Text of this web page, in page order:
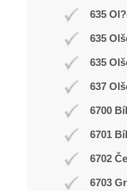
635
635
635
637
6700
6701
6702
6703